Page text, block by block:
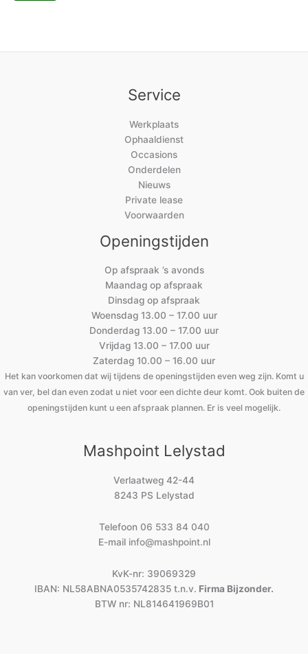
Service
Werkplaats
Ophaaldienst
Occasions
Onderdelen
Nieuws
Private lease
Voorwaarden
Openingstijden
Op afspraak ’s avonds
Maandag op afspraak
Dinsdag op afspraak
Woensdag 13.00 – 17.00 uur
Donderdag 13.00 – 17.00 uur
Vrijdag 13.00 – 17.00 uur
Zaterdag 10.00 – 16.00 uur
Het kan voorkomen dat wij tijdens de openingstijden even weg zijn. Komt u
van ver, bel dan even zodat u niet voor een dichte deur komt. Ook buiten de
openingstijden kunt u een afspraak plannen. Er is veel mogelijk.
Mashpoint Lelystad
Verlaatweg 42-44
8243 PS Lelystad
Telefoon 06 533 84 040
E-mail info@mashpoint.nl
KvK-nr: 39069329
IBAN: NL58ABNA0535742835 t.n.v. Firma Bijzonder.
BTW nr: NL814641969B01